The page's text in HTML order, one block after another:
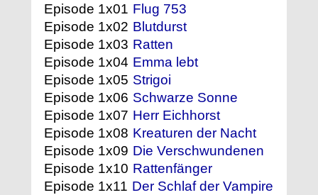
Episode 1x01 Flug 753
Episode 1x02 Blutdurst
Episode 1x03 Ratten
Episode 1x04 Emma lebt
Episode 1x05 Strigoi
Episode 1x06 Schwarze Sonne
Episode 1x07 Herr Eichhorst
Episode 1x08 Kreaturen der Nacht
Episode 1x09 Die Verschwundenen
Episode 1x10 Rattenfänger
Episode 1x11 Der Schlaf der Vampire